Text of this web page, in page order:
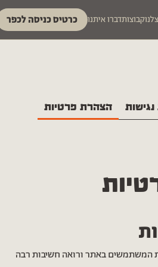
קבוצותדברו איתנו כרטיס כניסה לכפר
הצהרת פרטיות
המשתמשים באתר ורואה חשיבות רבה